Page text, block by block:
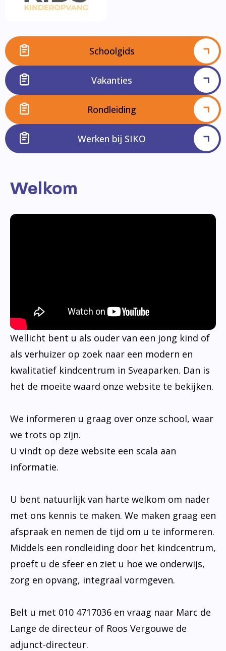
Schoolgids
Vakanties
Rondleiding
Werken bij SIKO
Welkom
Wellicht bent u als ouder van een jong kind of
als verhuizer op zoek naar een modern en
kwalitatief kindcentrum in Sveaparken. Dan is
het de moeite waard onze website te bekijken.
We informeren u graag over onze school, waar
we trots op zijn.
U vindt op deze website een scala aan
informatie.
U bent natuurlijk van harte welkom om nader
met ons kennis te maken. We maken graag een
afspraak en nemen de tijd om u te informeren.
Middels een rondleiding door het kindcentrum,
proeft u de sfeer en ziet u hoe we onderwijs,
zorg en opvang, integraal vormgeven.
Belt u met 010 4717036 en vraag naar Marc de
Lange de directeur of Roos Vergouwe de
adjunct-directeur.